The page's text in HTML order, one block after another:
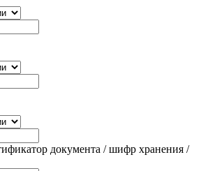
документа / шифр хранения /